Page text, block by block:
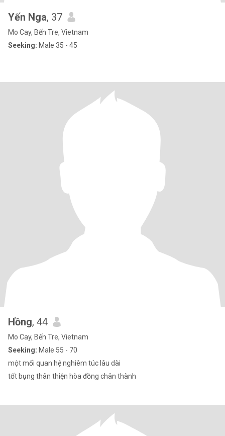
Yến Nga, 37
Mo Cay, Bến Tre, Vietnam
Seeking: Male 35 - 45
Hồng, 44
Mo Cay, Bến Tre, Vietnam
Seeking: Male 55 - 70
một mối quan hệ nghiêm túc lâu dài
tốt bụng thân thiện hòa đồng chân thành